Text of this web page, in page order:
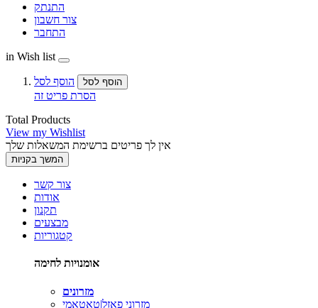
התנתק
צור חשבון
התחבר
in Wish list
הוסף לסל הוסף לסל
הסרת פריט זה
Total Products
View my Wishlist
אין לך פריטים ברשימת המשאלות שלך
המשך בקניות
צור קשר
אודות
תקנון
מבצעים
קטגוריות
אומנויות לחימה
מזרונים
מזרוני פאזל|טאטאמי